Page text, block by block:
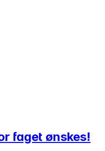
faget ønskes!